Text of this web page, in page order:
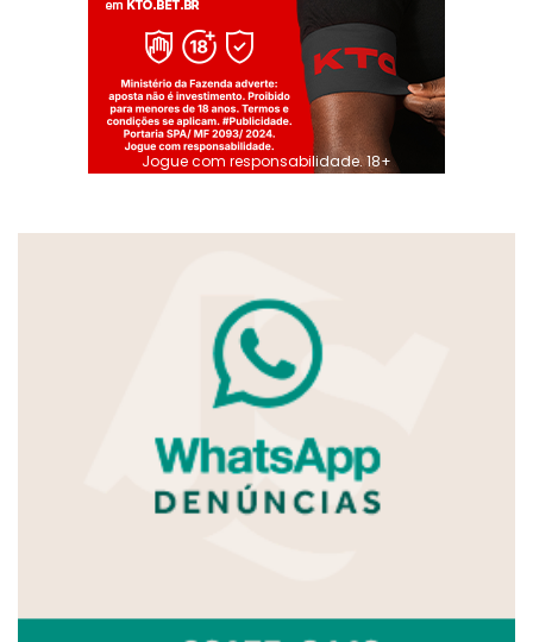
Jogue com responsabilidade. 18+